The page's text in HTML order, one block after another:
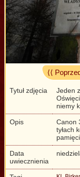
⟨⟨
Tytuł zdjęcia
Jeden
niemy
Opis
Canon
tyłach
Data
uwiecznienia